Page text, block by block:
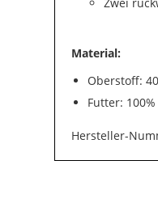
Zwei
Material:
Oberstoff:
Futter: 100%
Hersteller-